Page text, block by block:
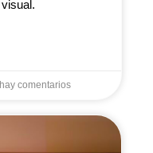
comentarios